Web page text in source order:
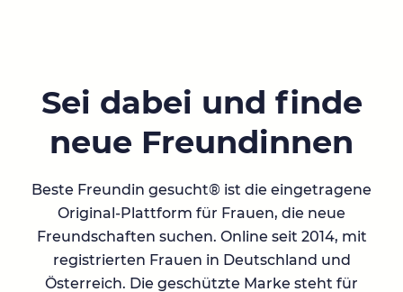
Sei dabei und finde
neue Freundinnen
Beste Freundin gesucht® ist die eingetragene
Original-Plattform für Frauen, die neue
Freundschaften suchen. Online seit 2014, mit
registrierten Frauen in Deutschland und
Österreich. Die geschützte Marke steht für